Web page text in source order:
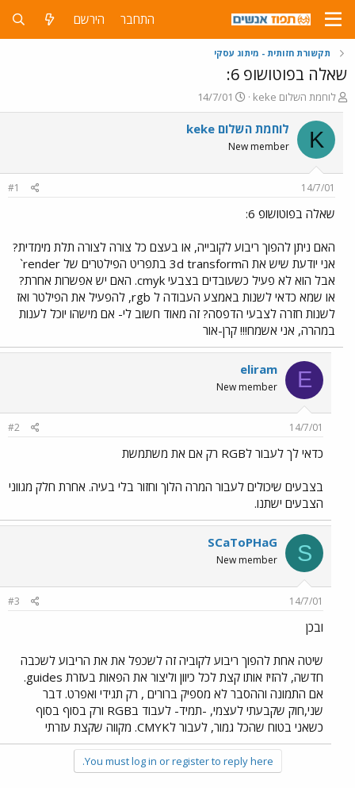
התחבר הירשם
תקשורת חזותית - מיתוג עסקי
שאלה בפוטושופ 6:
פ
ו
ת
ח
ה
ש
א
keke לוחמת השלום
פ
ו
ר
ם
14/7/01
K keke לוחמת השלום
New member
14/7/01
#1
שאלה בפוטושופ 6:
האם ניתן להפוך ריבוע לקובייה, או בעצם כל צורה לצורה תלת מימדית?
אני יודעת שיש את ה3d transform בתפריט הפילטרים של render`
אבל הוא לא פעיל כשעובדים בצבעי cmyk. האם יש אפשרות אחרת?
או שמא כדאי לשנות באמצע העבודה ל rgb, להפעיל את הפילטר ואז
לשנות חזרה לצבעי הדפסה? זה מאוד חשוב לי- אם מישהו יוכל לענות
במהרה, אני אשמח!!! קרן-אור
E
eliram
New member
14/7/01
#2
כדאי לך לעבור לRGB רק אם את משתמשת
בצבעים שיכולים לעבור המרה הלוך וחזור בלי בעיה. אחרת חלק מגווני
הצבעים ישתנו.
S
SCaToPHaG
New member
14/7/01
#3
ובכן
שיטה אחת להפוך ריבוע לקוביה זה לשכפל את את הריבוע לשכבה
חדשה, להזיז אותו קצת לכל כיוון וליצור את הפאות בעזרת guides.
אם התמונה וההסבר לא מספיק ברורים , רק תגידי ואפרט. דבר
שני,חוק שקבעתי לעצמי, -תמיד- לעבוד בRGB ורק בסוף בסוף
כשאני בטוח שהכל גמור, לעבור לCMYK. מקווה שקצת עזרתי
You must log in or register to reply here.